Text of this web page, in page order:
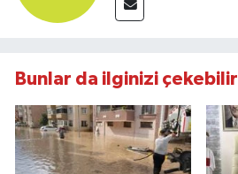
Bunlar da ilginizi çekebilir